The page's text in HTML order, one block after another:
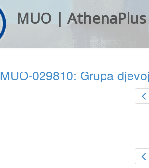
MUO | AthenaPlus
MUO-029810: Grupa